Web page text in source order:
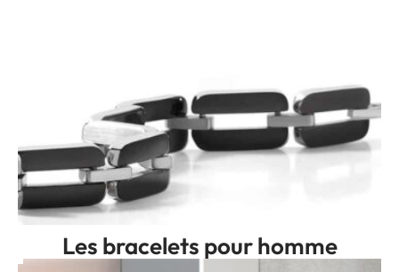
Les bracelets pour homme